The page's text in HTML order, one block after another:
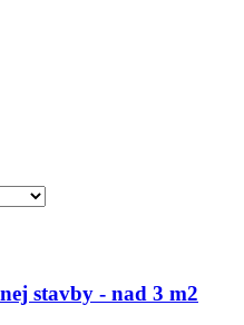
stavby - nad 3 m2